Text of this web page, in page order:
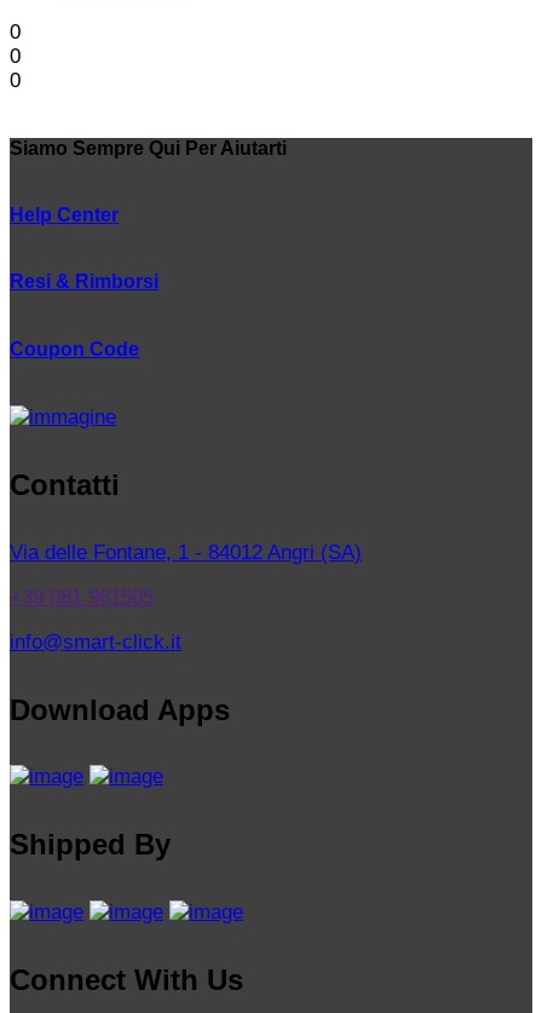
0
0
0
Siamo Sempre Qui Per Aiutarti
Help Center
Resi & Rimborsi
Coupon Code
Contatti
Via delle Fontane, 1 - 84012 Angri (SA)
+39 081 961505
info@smart-click.it
Download Apps
Shipped By
Connect With Us